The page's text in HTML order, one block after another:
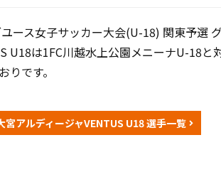
ース女子サッカー大会(U-18) 関東予選
U18は1FC川越水上公園メニーナU-18と
です。
宮アルディージャVENTUS U18 選手一覧